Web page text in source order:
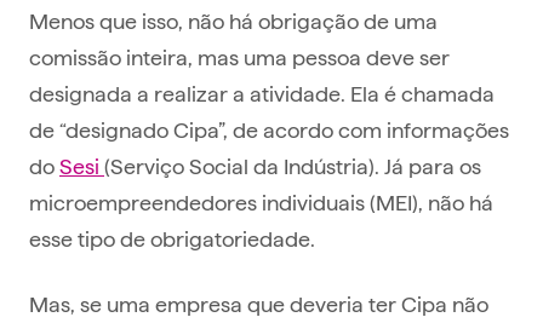
Menos que isso, não há obrigação de uma
comissão inteira, mas uma pessoa deve ser
designada a realizar a atividade. Ela é chamada
de “designado Cipa”, de acordo com informações
doSesi (Serviço Social da Indústria). Já para os
microempreendedores individuais (MEI), não há
esse tipo de obrigatoriedade.
Mas, se uma empresa que deveria ter Cipa não